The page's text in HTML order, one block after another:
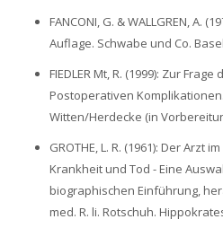
FANCONI, G. & WALLGREN, A.
Auflage. Schwabe und Co.
FIEDLER Mt, R. (1999): Zur
Postoperativen
Witten/Herdecke (in
GROTHE, L. R. (1961): Der Arzt
Krankheit und Tod - Eine
biographischen Einführung,
med. R. li. Rotschuh.